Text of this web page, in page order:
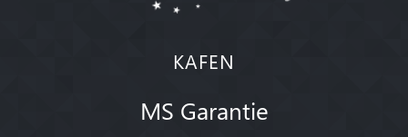
KAFEN
MS Garantie